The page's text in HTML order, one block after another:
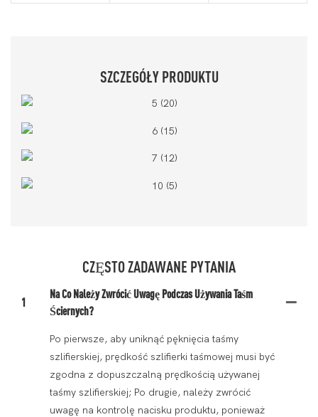
SZCZEGÓŁY PRODUKTU
CZĘSTO ZADAWANE PYTANIA
1
Na Co Należy Zwrócić Uwagę Podczas Używania Taśm
Ściernych?
Po pierwsze, aby uniknąć pęknięcia taśmy
szlifierskiej, prędkość szlifierki taśmowej musi być
zgodna z dopuszczalną prędkością używanej
taśmy szlifierskiej; Po drugie, należy zwrócić
uwagę na kontrolę nacisku produktu, ponieważ